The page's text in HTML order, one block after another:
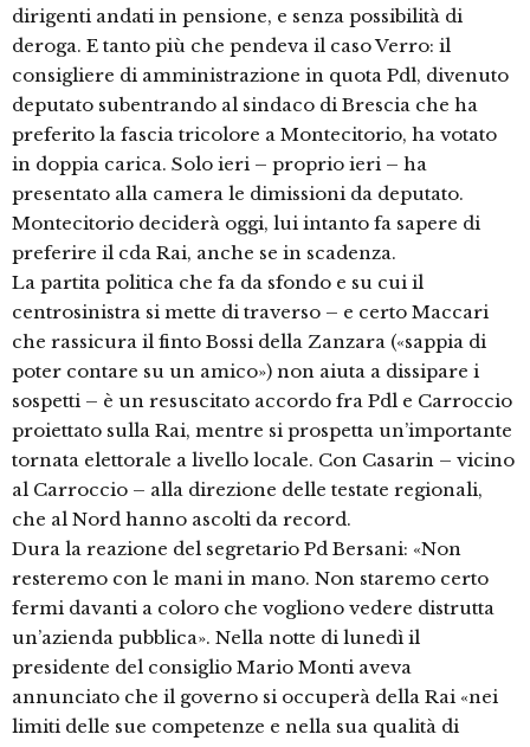
dirigenti andati in pensione, e senza possibilità di
deroga. E tanto più che pendeva il caso Verro: il
consigliere di amministrazione in quota Pdl, divenuto
deputato subentrando al sindaco di Brescia che ha
preferito la fascia tricolore a Montecitorio, ha votato
in doppia carica. Solo ieri – proprio ieri – ha
presentato alla camera le dimissioni da deputato.
Montecitorio deciderà oggi, lui intanto fa sapere di
preferire il cda Rai, anche se in scadenza.
La partita politica che fa da sfondo e su cui il
centrosinistra si mette di traverso – e certo Maccari
che rassicura il finto Bossi della Zanzara («sappia di
poter contare su un amico») non aiuta a dissipare i
sospetti – è un resuscitato accordo fra Pdl e Carroccio
proiettato sulla Rai, mentre si prospetta un’importante
tornata elettorale a livello locale. Con Casarin – vicino
al Carroccio – alla direzione delle testate regionali,
che al Nord hanno ascolti da record.
Dura la reazione del segretario Pd Bersani: «Non
resteremo con le mani in mano. Non staremo certo
fermi davanti a coloro che vogliono vedere distrutta
un’azienda pubblica». Nella notte di lunedì il
presidente del consiglio Mario Monti aveva
annunciato che il governo si occuperà della Rai «nei
limiti delle sue competenze e nella sua qualità di